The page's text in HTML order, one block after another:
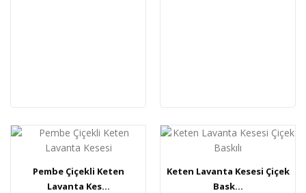
Pembe Çiçekli Keten
Lavanta Kes...
Keten Lavanta Kesesi Çiçek
Bask...